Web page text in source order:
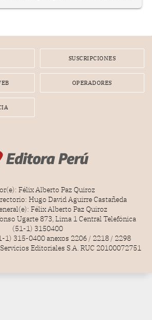
SUSCRIPCIONES
OPERADORES
Félix Alberto Paz Quiroz
Hugo David Aguirre Castañeda
Félix Alberto Paz Quiroz
Ugarte 873, Lima 1 Central Telefónica
(51-1) 3150400
1) 315-0400 anexos 2206 / 2218 / 2298
Editoriales S.A. RUC 20100072751